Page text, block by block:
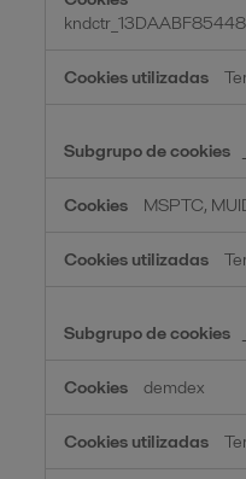
MSPTC,
demdex